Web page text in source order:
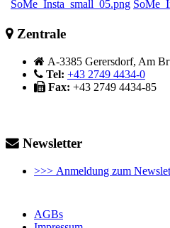
Zentrale
A-3385 Gerersdorf, Am
Tel: +43 2749 4434-0
Fax: +43 2749 4434-85
Newsletter
>>> Anmeldung zum
AGBs